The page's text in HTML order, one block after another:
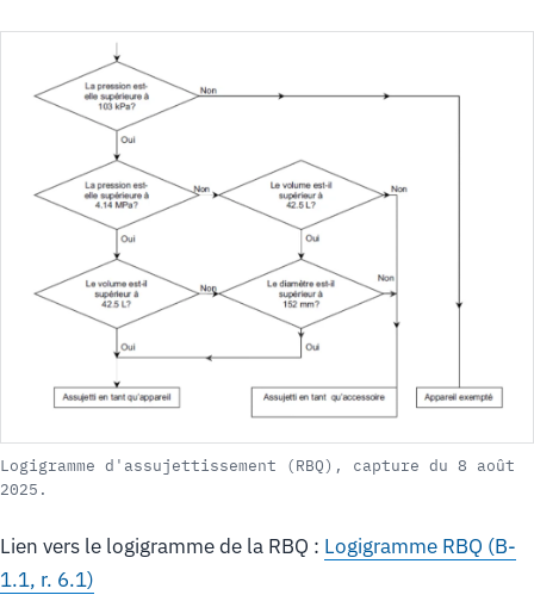
Logigramme d'assujettissement (RBQ), capture du 8 août
2025.
Lien vers le logigramme de la RBQ : Logigramme RBQ (B-
1.1, r. 6.1)